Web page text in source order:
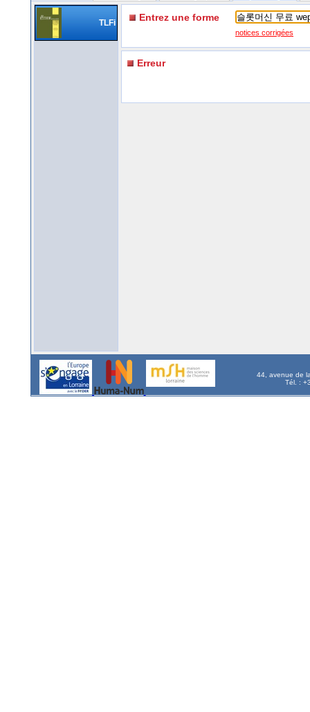
TLFi Entrez une forme
notices corrigées
Erreur
44, avenue de
Tél. :